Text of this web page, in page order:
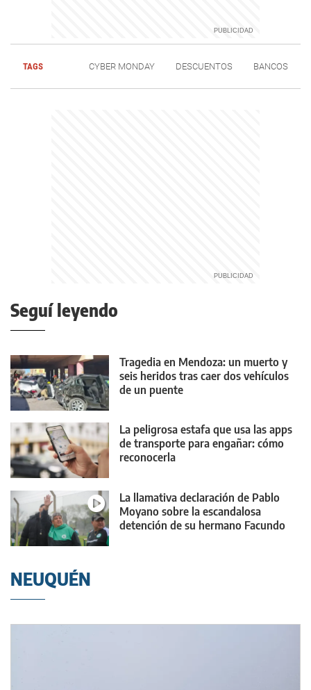
TAGS CYBER MONDAY DESCUENTOS BANCOS
Seguí leyendo
Tragedia en Mendoza: un muerto y
seis heridos tras caer dos vehículos
de un puente
La peligrosa estafa que usa las apps
de transporte para engañar: cómo
reconocerla
La llamativa declaración de Pablo
Moyano sobre la escandalosa
detención de su hermano Facundo
NEUQUÉN